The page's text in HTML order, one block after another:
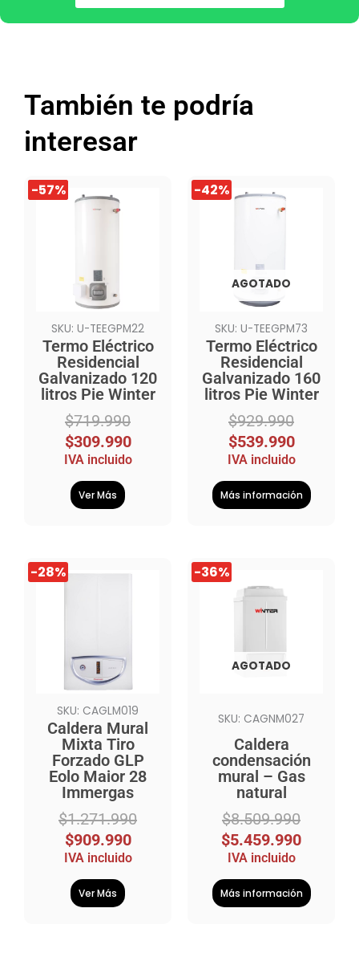
También te podría
interesar
-57%
-57%
SKU: U-TEEGPM22
Termo Eléctrico
Residencial
Galvanizado 120
litros Pie Winter
$719.990
El
precio
$719.990.
$309.990
El
precio
$309.990.
IVA incluido
Ver Más
-42%
AGOTADO
SKU: U-TEEGPM73
Termo Eléctrico
Residencial
Galvanizado 160
litros Pie Winter
$929.990
El
precio
$929.990.
$539.990
El
precio
$539.990.
IVA incluido
Más información
-28%
SKU: CAGLM019
Caldera Mural
Mixta Tiro
Forzado GLP
Eolo Maior 28
Immergas
$1.271.990
El
precio
$1.271.990.
$909.990
El
precio
$909.990.
IVA incluido
Ver Más
-36%
AGOTADO
SKU: CAGNM027
Caldera
condensación
mural – Gas
natural
$8.509.990
El
precio
$8.509.990.
$5.459.990
El
precio
$5.459.990.
IVA incluido
Más información